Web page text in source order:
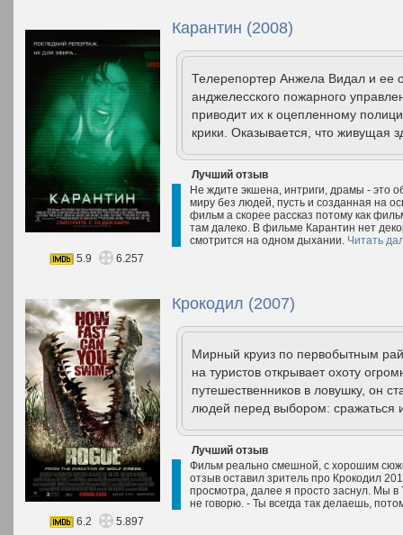
Карантин (2008)
Телерепортер Анжела Видал и ее
анджелесского пожарного
приводит их к оцепленному
крики. Оказывается, что живущая
Лучший отзыв
Не ждите экшена, интриги, драмы - это
миру без людей, пусть и созданная на
фильм а скорее рассказ потому как
там далеко. В фильме Карантин нет
смотрится на одном дыхании. Читать
5.9
6.257
Крокодил (2007)
Мирный круиз по первобытным
на туристов открывает охоту
путешественников в ловушку, он
людей перед выбором:
Лучший отзыв
Фильм реально смешной, с хорошим
отзыв оставил зритель про Крокодил
просмотра, далее я просто заснул. Мы
не говорю. - Ты всегда так делаешь,
6.2
5.897